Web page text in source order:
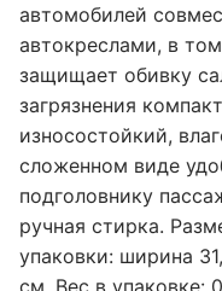
автомобилей
автокреслами, в
защищает обивку
загрязнения
износостойкий,
сложенном виде
подголовнику
ручная стирка.
упаковки: ширина
см. Вес в упаковке: